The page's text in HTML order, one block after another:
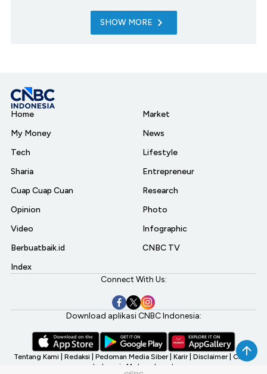
SHOW MORE
Home
My Money
Tech
Sharia
Cuap Cuap Cuan
Opinion
Video
Berbuatbaik.id
Index
Market
News
Lifestyle
Entrepreneur
Research
Photo
Infographic
CNBC TV
Connect With Us:
Download aplikasi CNBC Indonesia:
Tentang Kami Redaksi Pedoman Media Siber Karir Disclaimer CNBC
Indonesia My Investment